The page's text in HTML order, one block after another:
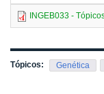
INGEB033 -
Tópicos: Genética